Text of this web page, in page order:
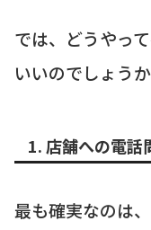
では、どうやっ
いいのでしょう
1. 店舗への電話
最も確実なのは、